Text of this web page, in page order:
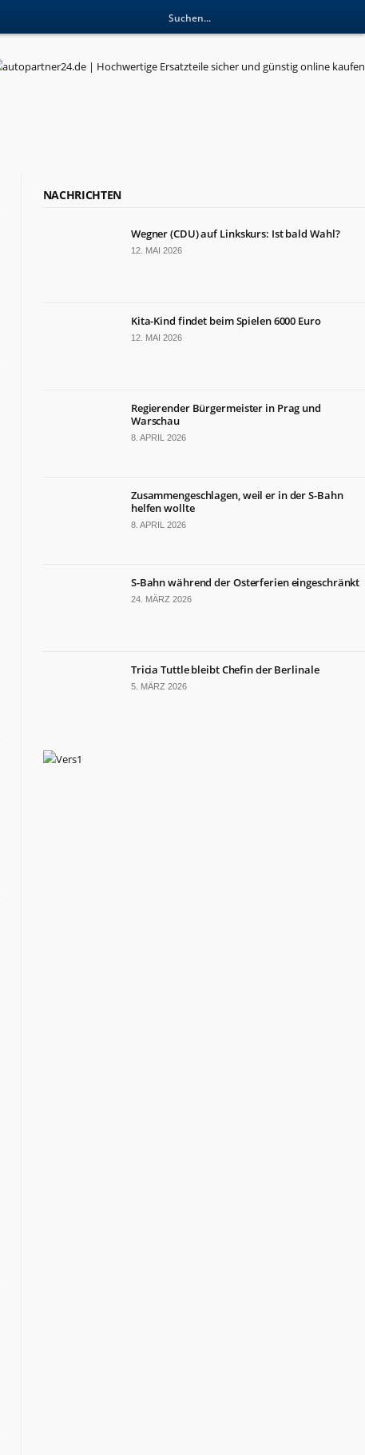
NACHRICHTEN
Wegner (CDU) auf Linkskurs: Ist bald Wahl?
12. MAI 2026
Kita-Kind findet beim Spielen 6000 Euro
12. MAI 2026
Regierender Bürgermeister in Prag und
Warschau
8. APRIL 2026
Zusammengeschlagen, weil er in der S-Bahn
helfen wollte
8. APRIL 2026
S-Bahn während der Osterferien eingeschränkt
24. MÄRZ 2026
Tricia Tuttle bleibt Chefin der Berlinale
5. MÄRZ 2026